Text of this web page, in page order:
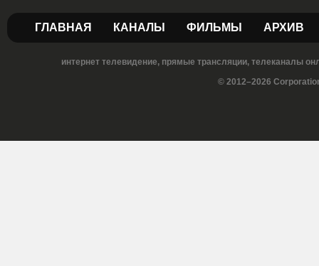
ГЛАВНАЯ КАНАЛЫ ФИЛЬМЫ АРХИВ
интернет телевидение, прямые трансляции, телеканалы
© 2012–2026